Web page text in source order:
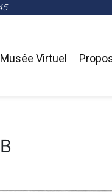
Musée Virtuel